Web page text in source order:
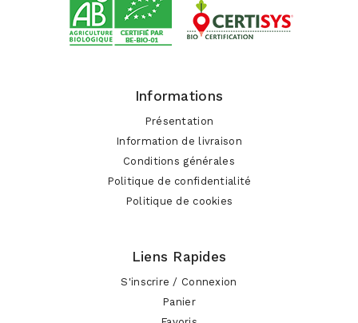
Informations
Présentation
Information de livraison
Conditions générales
Politique de confidentialité
Politique de cookies
Liens Rapides
S'inscrire / Connexion
Panier